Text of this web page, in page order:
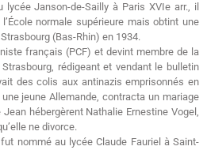
Janson-de-Sailly à Paris XVIe arr., il
normale supérieure mais obtint une
(Bas-Rhin) en 1934.
français (PCF) et devint membre de la
rédigeant et vendant le bulletin
des colis aux antinazis emprisonnés en
jeune Allemande, contracta un mariage
hébergèrent Nathalie Ernestine Vogel,
ne divorce.
nommé au lycée Claude Fauriel à Saint-